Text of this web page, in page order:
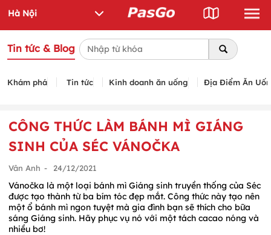
Tin tức & Blog
Khám phá Tin tức Kinh doanh ăn uống Địa Điểm Ăn
CÔNG THỨC LÀM BÁNH MÌ GIÁNG
SINH CỦA SÉC VÁNOČKA
Vân Anh - 24/12/2021
Vánočka là một loại bánh mì Giáng sinh truyền thống của Séc
được tạo thành từ ba bím tóc đẹp mắt. Công thức này tạo nên
một ổ bánh mì ngon tuyệt mà gia đình bạn sẽ thích cho bữa
sáng Giáng sinh. Hãy phục vụ nó với một tách cacao nóng và
nhiều bơ!